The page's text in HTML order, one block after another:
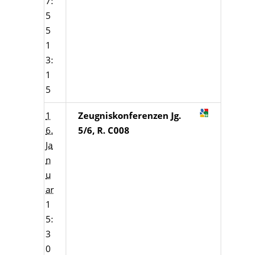
5
5
1
3:
1
5
1
6.
Ja
n
u
ar
1
5:
3
0
Zeugniskonferenzen Jg.
5/6, R. C008